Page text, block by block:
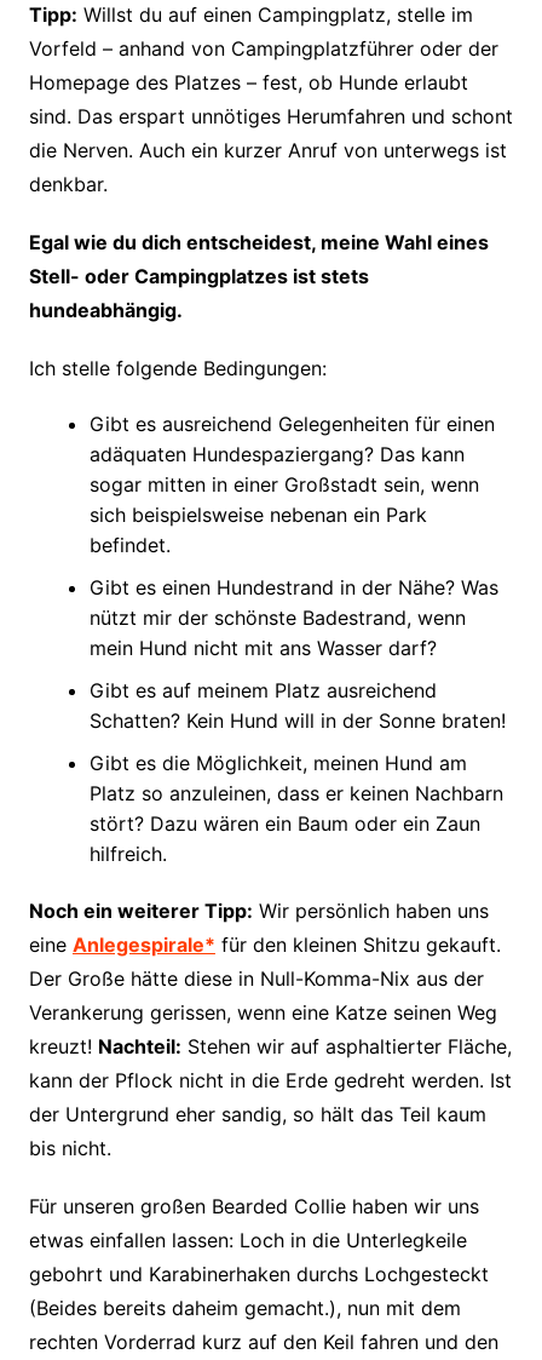
Tipp: Willst du auf einen Campingplatz, stelle im
Vorfeld – anhand von Campingplatzführer oder der
Homepage des Platzes – fest, ob Hunde erlaubt
sind. Das erspart unnötiges Herumfahren und schont
die Nerven. Auch ein kurzer Anruf von unterwegs ist
denkbar.
Egal wie du dich entscheidest, meine Wahl eines
Stell- oder Campingplatzes ist stets
hundeabhängig.
Ich stelle folgende Bedingungen:
Gibt es ausreichend Gelegenheiten für einen
adäquaten Hundespaziergang? Das kann
sogar mitten in einer Großstadt sein, wenn
sich beispielsweise nebenan ein Park
befindet.
Gibt es einen Hundestrand in der Nähe? Was
nützt mir der schönste Badestrand, wenn
mein Hund nicht mit ans Wasser darf?
Gibt es auf meinem Platz ausreichend
Schatten? Kein Hund will in der Sonne braten!
Gibt es die Möglichkeit, meinen Hund am
Platz so anzuleinen, dass er keinen Nachbarn
stört? Dazu wären ein Baum oder ein Zaun
hilfreich.
Noch ein weiterer Tipp: Wir persönlich haben uns
eine Anlegespirale* für den kleinen Shitzu gekauft.
Der Große hätte diese in Null-Komma-Nix aus der
Verankerung gerissen, wenn eine Katze seinen Weg
kreuzt! Nachteil: Stehen wir auf asphaltierter Fläche,
kann der Pflock nicht in die Erde gedreht werden. Ist
der Untergrund eher sandig, so hält das Teil kaum
bis nicht.
Für unseren großen Bearded Collie haben wir uns
etwas einfallen lassen: Loch in die Unterlegkeile
gebohrt und Karabinerhaken durchs Lochgesteckt
(Beides bereits daheim gemacht.), nun mit dem
rechten Vorderrad kurz auf den Keil fahren und den